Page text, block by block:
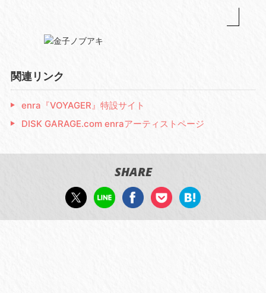
関連リンク
enra『VOYAGER』特設サイト
DISK GARAGE.com enraアーティストページ
SHARE